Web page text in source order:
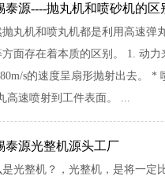
泰源----抛丸机和喷砂机的区
抛丸机和喷丸机都是利用高速弹
方面存在着本质的区别。 1. 动
s的速度呈扇形抛射出去。
高速喷射到工件表面。 ...
泰源光整机源头工厂
是光整机？，光整机，是将一定